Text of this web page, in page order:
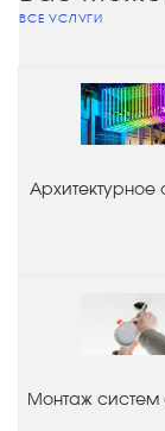
ВСЕ УСЛУГИ
Архитектурное
Монтаж систем